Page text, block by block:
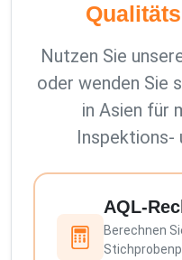
Nutzen Sie
oder wenden Sie
in Asien für
Inspektions-
AQL-
Berechnen